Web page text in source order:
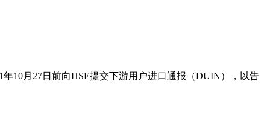
10月27日前向HSE提交下游用户进口通报（DUIN），以告